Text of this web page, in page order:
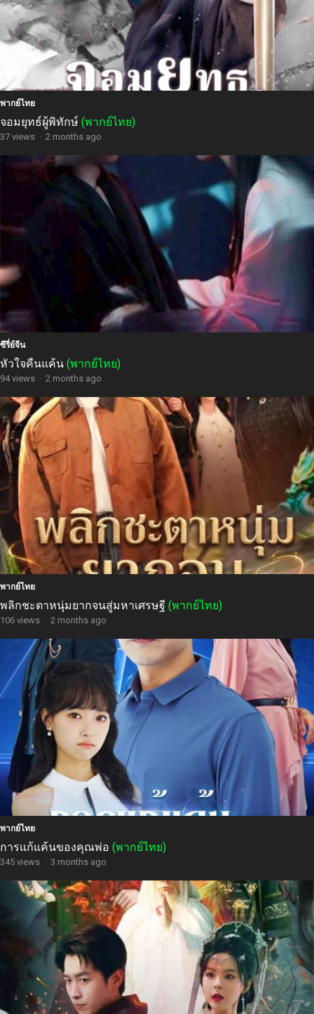
พากย์ไทย
จอมยุทธ์ผู้พิทักษ์ (พากย์ไทย)
37 views · 2 months ago
ซีรี่ย์จีน
หัวใจคืนแค้น (พากย์ไทย)
94 views · 2 months ago
พากย์ไทย
พลิกชะตาหนุ่มยากจนสู่มหาเศรษฐี (พากย์ไทย)
106 views · 2 months ago
พากย์ไทย
การแก้แค้นของคุณพ่อ (พากย์ไทย)
345 views · 3 months ago